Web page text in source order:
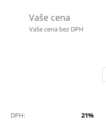
Vaše cena
Vaše cena bez DPH
DPH:
21%